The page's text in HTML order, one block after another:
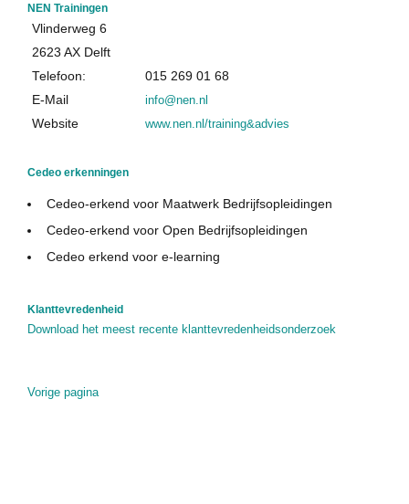
Nuttige links
Cedeo in de media
NEN Trainingen
Vlinderweg 6
2623 AX Delft
Telefoon:
015 269 01 68
E-Mail
info@nen.nl
Website
www.nen.nl/training&advies
Cedeo erkenningen
Cedeo-erkend voor Maatwerk Bedrijfsopleidingen
Cedeo-erkend voor Open Bedrijfsopleidingen
Cedeo erkend voor e-learning
Klanttevredenheid
Download het meest recente klanttevredenheidsonderzoek
Vorige pagina